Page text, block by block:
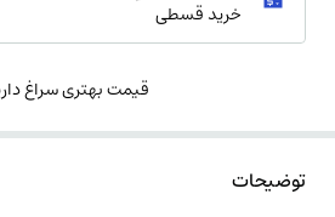
خرید قسطی
قیمت بهتری سراغ
توضیحات